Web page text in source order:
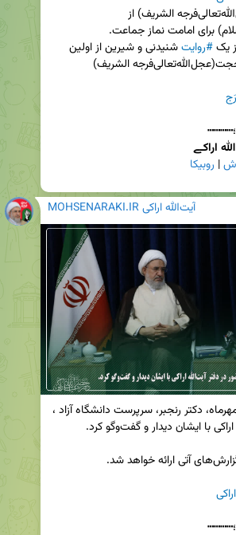
یک #روایت
اراکـے
| روبیکا
MOHSENARAKI.IR آیت‌الله اراکی